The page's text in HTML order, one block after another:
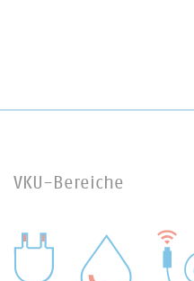
VKU-Bereiche